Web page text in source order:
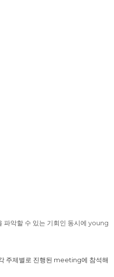
악할 수 있는 기회인 동시에 young
주제별로 진행된 meeting에 참석해